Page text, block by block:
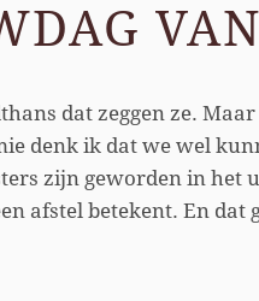
dat zeggen ze. Maar
denk ik dat we wel
zijn geworden in het
afstel betekent. En dat